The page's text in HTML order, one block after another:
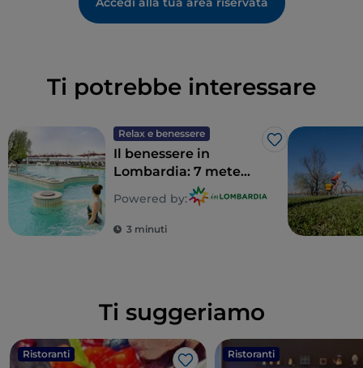
Ti potrebbe interessare
Relax e benessere
Like
Il benessere in
Lombardia: 7 mete
per un detox totale
Powered by:
3 minuti
Ti suggeriamo
Ristoranti Ristoranti